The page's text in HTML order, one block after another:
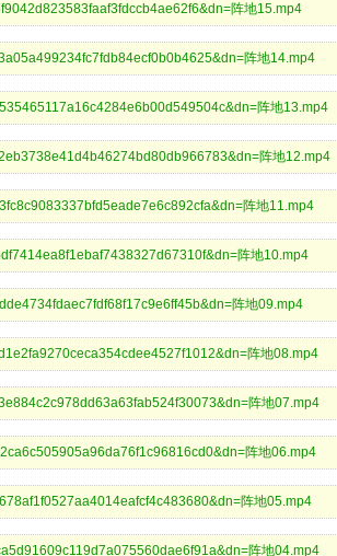
阵地15.mp4
阵地14.mp4
阵地13.mp4
阵地12.mp4
阵地11.mp4
阵地10.mp4
阵地09.mp4
阵地08.mp4
阵地07.mp4
阵地06.mp4
阵地05.mp4
阵地04.mp4